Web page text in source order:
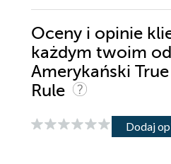
Oceny i opinie
każdym twoim
Amerykański
Rule
Dodaj